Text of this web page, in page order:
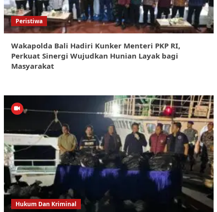
Peristiwa
Wakapolda Bali Hadiri Kunker Menteri PKP RI,
Perkuat Sinergi Wujudkan Hunian Layak bagi
Masyarakat
Hukum Dan Kriminal